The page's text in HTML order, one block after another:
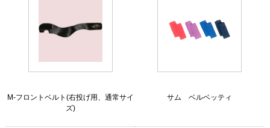
M-フロントベルト(右投げ用、通常サイ
ズ)
サム ベルベッティ